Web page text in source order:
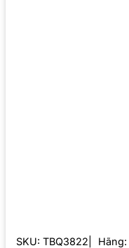
SKU: TBQ3822 Hãng: